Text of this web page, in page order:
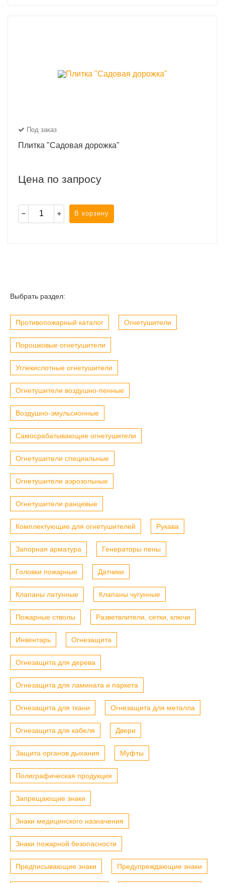
Под заказ
Плитка "Садовая дорожка"
Цена по запросу
В корзину
Выбрать раздел:
Противопожарный каталог Огнетушители
Порошковые огнетушители
Углекислотные огнетушители
Огнетушители воздушно-пенные
Воздушно-эмульсионные
Самосрабатывающие огнетушители
Огнетушители специальные
Огнетушители аэрозольные
Огнетушители ранцевые
Комплектующие для огнетушителей Рукава
Запорная арматура Генераторы пены
Головки пожарные Датчики
Клапаны латунные Клапаны чугунные
Пожарные стволы Разветвлители, сетки, ключи
Инвентарь Огнезащита
Огнезащита для дерева
Огнезащита для ламината и паркета
Огнезащита для ткани Огнезащита для металла
Огнезащита для кабеля Двери
Защита органов дыхания Муфты
Полиграфическая продукция
Запрещающие знаки
Знаки медицинского назначения
Знаки пожарной безопасности
Предписывающие знаки Предупреждающие знаки